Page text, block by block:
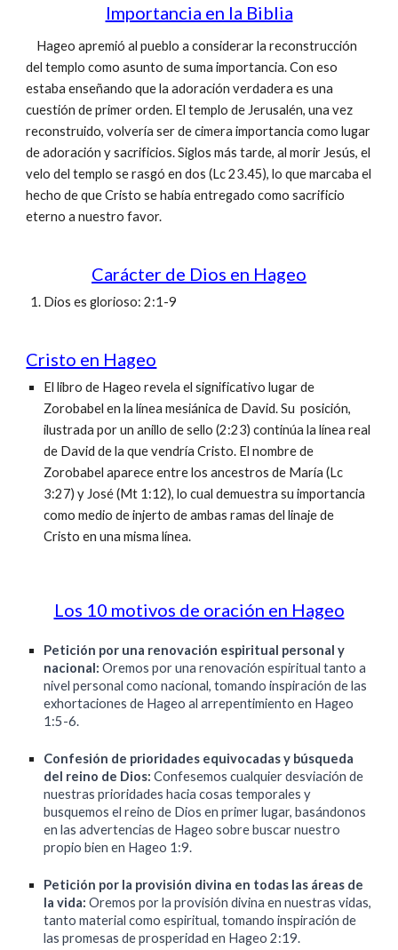
Importancia en la Biblia
Hageo apremió al pueblo a considerar la reconstrucción
del templo como asunto de suma importancia. Con eso
estaba enseñando que la adoración verdadera es una
cuestión de primer orden. El templo de Jerusalén, una vez
reconstruido, volvería ser de cimera importancia como lugar
de adoración y sacrificios. Siglos más tarde, al morir Jesús, el
velo del templo se rasgó en dos (Lc 23.45), lo que marcaba el
hecho de que Cristo se había entregado como sacrificio
eterno a nuestro favor.
Carácter de Dios en Hageo
Dios es glorioso: 2:1-9
Cristo en Hageo
El libro de Hageo revela el significativo lugar de
Zorobabel en la línea mesiánica de David. Su posición,
ilustrada por un anillo de sello (2:23) continúa la línea real
de David de la que vendría Cristo. El nombre de
Zorobabel aparece entre los ancestros de María (Lc
3:27) y José (Mt 1:12), lo cual demuestra su importancia
como medio de injerto de ambas ramas del linaje de
Cristo en una misma línea.
Los 10 motivos de oración en Hageo
Petición por una renovación espiritual personal y
nacional:Oremos por una renovación espiritual tanto a
nivel personal como nacional, tomando inspiración de las
exhortaciones de Hageo al arrepentimiento en Hageo
1:5-6.
Confesión de prioridades equivocadas y búsqueda
del reino de Dios:Confesemos cualquier desviación de
nuestras prioridades hacia cosas temporales y
busquemos el reino de Dios en primer lugar, basándonos
en las advertencias de Hageo sobre buscar nuestro
propio bien en Hageo 1:9.
Petición por la provisión divina en todas las áreas de
la vida:Oremos por la provisión divina en nuestras vidas,
tanto material como espiritual, tomando inspiración de
las promesas de prosperidad en Hageo 2:19.